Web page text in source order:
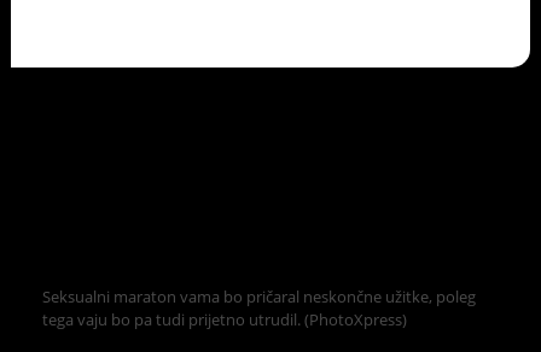
Seksualni maraton vama bo pričaral neskončne užitke, poleg
tega vaju bo pa tudi prijetno utrudil. (PhotoXpress)